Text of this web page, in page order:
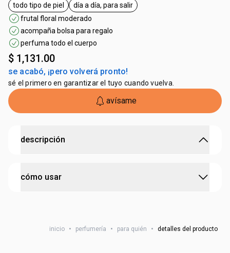
etiqueta todo tipo de piel
todo tipo de piel
etiqueta día a día, para salir
día a día, para salir
frutal floral moderado
acompaña bolsa para regalo
perfuma todo el cuerpo
$ 1,131.00
se acabó, ¡pero volverá pronto!
sé el primero en garantizar el tuyo cuando vuelva.
avísame
descripción
•perfumación
, perfecta para el día
fragancia irreverente, enriquecida con priprioca
cómo usar
movimientos circulares, excepto en el rostro. enjuaga a
inicio • perfumería • para quién • detalles del producto